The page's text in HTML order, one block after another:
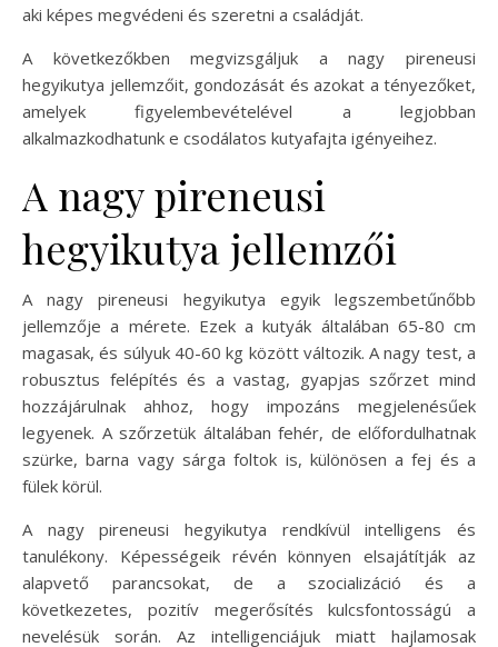
aki képes megvédeni és szeretni a családját.
A következőkben megvizsgáljuk a nagy pireneusi
hegyikutya jellemzőit, gondozását és azokat a tényezőket,
amelyek figyelembevételével a legjobban
alkalmazkodhatunk e csodálatos kutyafajta igényeihez.
A nagy pireneusi
hegyikutya jellemzői
A nagy pireneusi hegyikutya egyik legszembetűnőbb
jellemzője a mérete. Ezek a kutyák általában 65-80 cm
magasak, és súlyuk 40-60 kg között változik. A nagy test, a
robusztus felépítés és a vastag, gyapjas szőrzet mind
hozzájárulnak ahhoz, hogy impozáns megjelenésűek
legyenek. A szőrzetük általában fehér, de előfordulhatnak
szürke, barna vagy sárga foltok is, különösen a fej és a
fülek körül.
A nagy pireneusi hegyikutya rendkívül intelligens és
tanulékony. Képességeik révén könnyen elsajátítják az
alapvető parancsokat, de a szocializáció és a
következetes, pozitív megerősítés kulcsfontosságú a
nevelésük során. Az intelligenciájuk miatt hajlamosak